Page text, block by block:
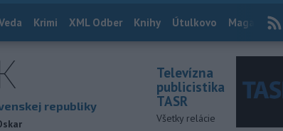
Krimi XML Odber Knihy Útulkovo Magazín
republiky
Televízna
publicistika
TASR
Všetky relácie